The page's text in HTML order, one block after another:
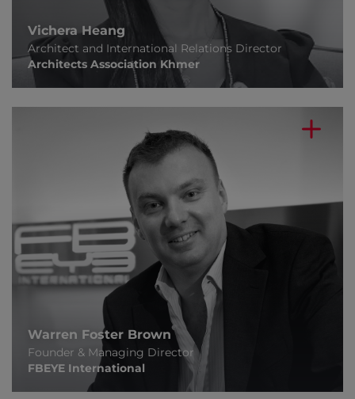
Vichera Heang
Architect and International Relations Director
Architects Association Khmer
Warren Foster Brown
Founder & Managing Director
FBEYE International